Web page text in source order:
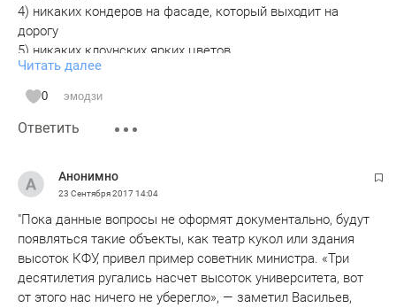
4) никаких кондеров на фасаде, который выходит на
дорогу
5) никаких клоунских ярких цветов
выполнить эти 5 простых правила и облик города будет не
узнать.
если заморочиться то дойти до квартальной застройки
вместо микрорайонной. но это для наших чиновников
а для главного архитектора казани уготован в аду
отдельный котел.
Читать далее
0 эмодзи
Ответить
Анонимно
23 Сентября 201714:04
"Пока данные вопросы не оформят документально, будут
появляться такие объекты, как театр кукол или здания
высоток КФУ, привел пример советник министра. «Три
десятилетия ругались насчет высоток университета, вот
от этого нас ничего не уберегло», — заметил Васильев,